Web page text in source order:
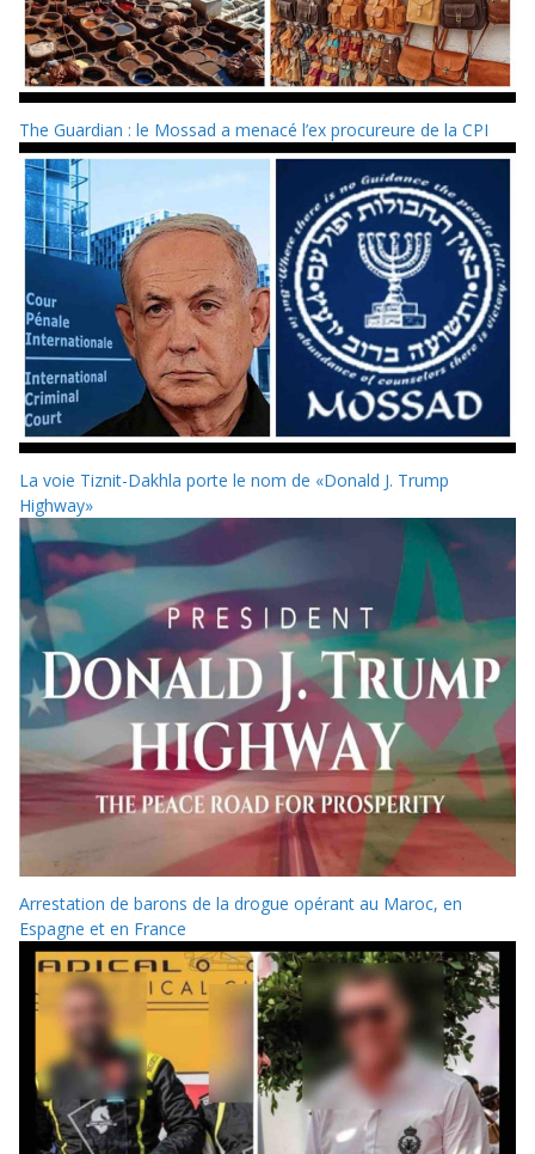
The Guardian : le Mossad a menacé l’ex procureure de la CPI
La voie Tiznit-Dakhla porte le nom de «Donald J. Trump
Highway»
Arrestation de barons de la drogue opérant au Maroc, en
Espagne et en France